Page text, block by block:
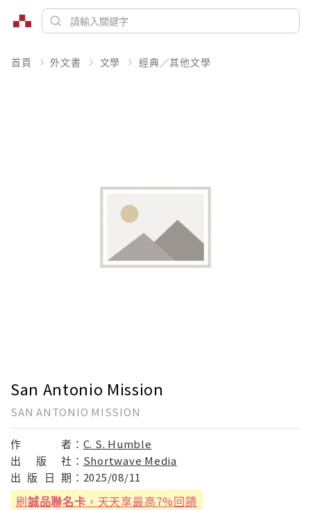
首頁 外文書 文學 經典／其他文學
San Antonio Mission
SAN ANTONIO MISSION
作 者： C. S. Humble
出
版 社： Shortwave Media
出 版 日 期： 2025/08/11
刷誠品聯名卡 ，天天享最高7%回饋